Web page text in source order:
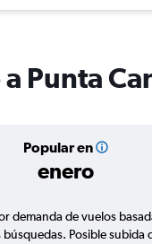
Punta
Popular en
enero
demanda de vuelos
búsquedas. Posible subida